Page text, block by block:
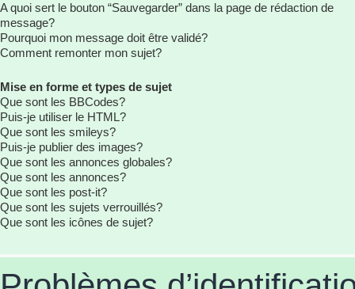
A quoi sert le bouton “Sauvegarder” dans la page de rédaction de
message?
Pourquoi mon message doit être validé?
Comment remonter mon sujet?
Mise en forme et types de sujet
Que sont les BBCodes?
Puis-je utiliser le HTML?
Que sont les smileys?
Puis-je publier des images?
Que sont les annonces globales?
Que sont les annonces?
Que sont les post-it?
Que sont les sujets verrouillés?
Que sont les icônes de sujet?